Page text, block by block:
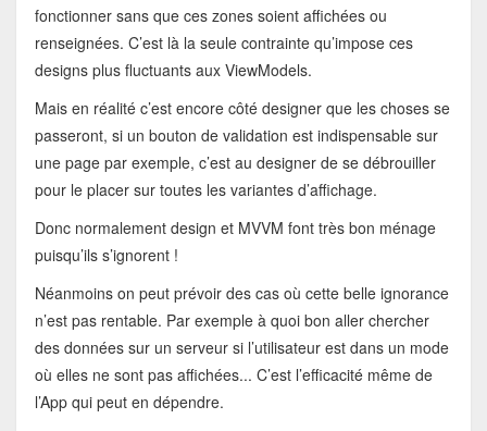
fonctionner sans que ces zones soient affichées ou
renseignées. C’est là la seule contrainte qu’impose ces
designs plus fluctuants aux ViewModels.
Mais en réalité c’est encore côté designer que les choses se
passeront, si un bouton de validation est indispensable sur
une page par exemple, c’est au designer de se débrouiller
pour le placer sur toutes les variantes d’affichage.
Donc normalement design et MVVM font très bon ménage
puisqu’ils s’ignorent !
Néanmoins on peut prévoir des cas où cette belle ignorance
n’est pas rentable. Par exemple à quoi bon aller chercher
des données sur un serveur si l’utilisateur est dans un mode
où elles ne sont pas affichées... C’est l’efficacité même de
l’App qui peut en dépendre.